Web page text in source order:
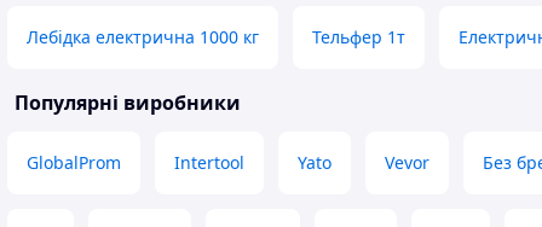
Лебідка електрична 1000 кг Тельфер 1т
Популярні виробники
GlobalProm Intertool Yato Vevor Без